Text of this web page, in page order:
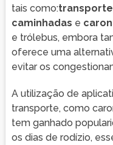
tais como:
caminhadas e
e trólebus, embora
oferece uma
evitar os
A utilização de
transporte, como
tem ganhado
os dias de rodízio,